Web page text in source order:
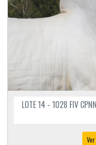
LOTE 14 - 1028 FIV CPNN